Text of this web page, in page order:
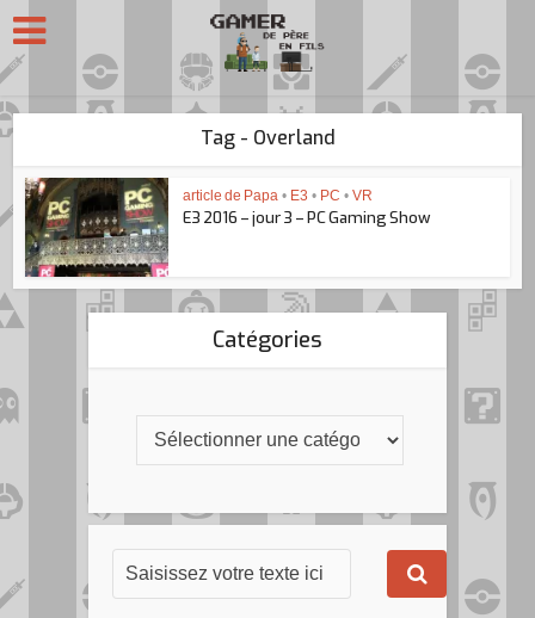
Tag - Overland
article de Papa • E3 • PC • VR
E3 2016 – jour 3 – PC Gaming Show
Catégories